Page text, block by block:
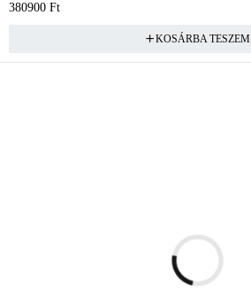
380900 Ft
KOSÁRBA TESZEM